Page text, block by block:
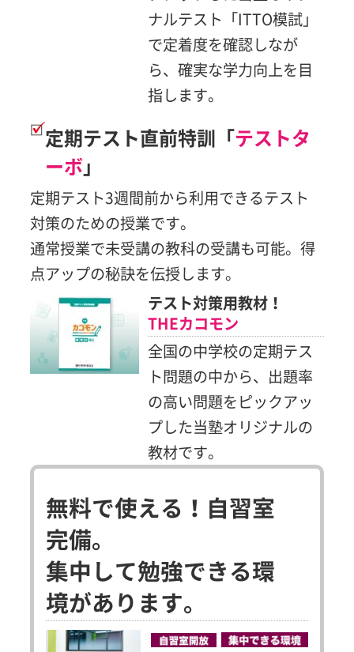
ナルテスト「ITTO模試」
で定着度を確認しなが
ら、確実な学力向上を目
指します。
定期テスト直前特訓「テストタ
ーボ」
定期テスト3週間前から利用できるテスト
対策のための授業です。
通常授業で未受講の教科の受講も可能。得
点アップの秘訣を伝授します。
テスト対策用教材！
THEカコモン
全国の中学校の定期テス
ト問題の中から、出題率
の高い問題をピックアッ
プした当塾オリジナルの
教材です。
無料で使える！自習室
完備。
集中して勉強できる環
境があります。